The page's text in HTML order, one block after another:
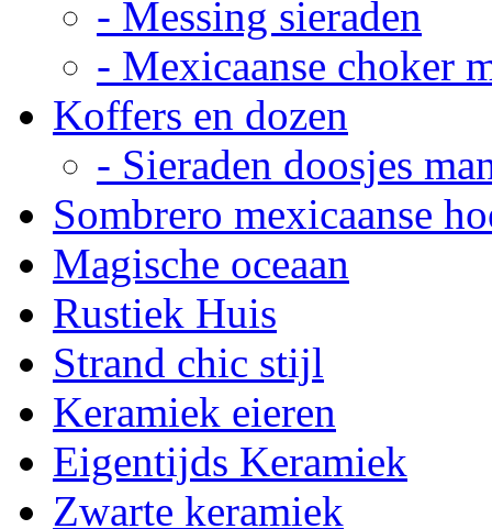
- Messing sieraden
- Mexicaanse choker
Koffers en dozen
- Sieraden doosjes
Sombrero mexicaanse
Magische oceaan
Rustiek Huis
Strand chic stijl
Keramiek eieren
Eigentijds Keramiek
Zwarte keramiek